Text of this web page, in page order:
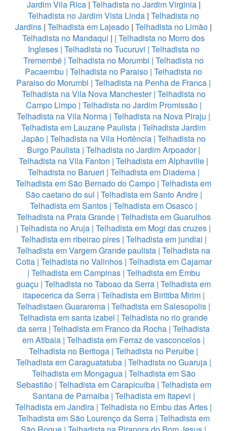
Jardim Vila Rica| Telhadista no Jardim Virginia|
Telhadista no Jardim Vista Linda | Telhadista no
Jardins | Telhadista em Lajeado | Telhadista no Limão |
Telhadista no Mandaqui | | Telhadista no Morro dos
Ingleses| Telhadista no Tucuruvi | Telhadista no
Tremembé | Telhadista no Morumbi | Telhadista no
Pacaembu | Telhadista no Paraiso | Telhadista no
Paraiso do Morumbi | Telhadista na Penha de Franca |
Telhadista na Vila Nova Manchester| Telhadista no
Campo Limpo| Telhadista no Jardim Promissão|
Telhadista na Vila Norma | Telhadista na Nova Piraju |
Telhadista em Lauzane Paulista | Telhadista Jardim
Japão| Telhadista na Vila Hortência| Telhadista no
Burgo Paulista | Telhadista no Jardim Arpoador|
Telhadista na Vila Fanton | Telhadista em Alphaville |
Telhadista no Barueri | Telhadista em Diadema|
Telhadista em São Bernado do Campo | Telhadista em
São caetano do sul | Telhadista em Santo Andre|
Telhadista em Santos | Telhadista em Osasco |
Telhadista na Praia Grande| Telhadista em Guarulhos
| Telhadista no Aruja | Telhadista em Mogi das cruzes |
Telhadista em ribeirao pires| Telhadista em jundiai |
Telhadista em Vargem Grande paulista | Telhadista na
Cotia| Telhadista no Valinhos| Telhadista em Cajamar
| Telhadista em Campinas| Telhadista em Embu
guaçu | Telhadista no Taboao da Serra | Telhadista em
itapecerica da Serra| Telhadista em Biritiba Mirim|
Telhadistaen Guararema | Telhadista em Salesopolis |
Telhadista em santa izabel | Telhadista no rio grande
da serra | Telhadista em Franco da Rocha | Telhadista
em Atibaia | Telhadista em Ferraz de vasconcelos |
Telhadista no Bertioga | Telhadista no Peruibe |
Telhadista em Caraguatatuba| Telhadista no Guaruja|
Telhadista em Mongagua| Telhadista em São
Sebastião| Telhadista em Carapicuiba| Telhadista em
Santana de Parnaiba| Telhadista em Itapevi |
Telhadista em Jandira | Telhadista no Embu das Artes |
Telhadista em São Lourenço da Serra| Telhadista em